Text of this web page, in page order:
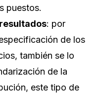
puestos.
: por
de los
también se lo
de la
este tipo de